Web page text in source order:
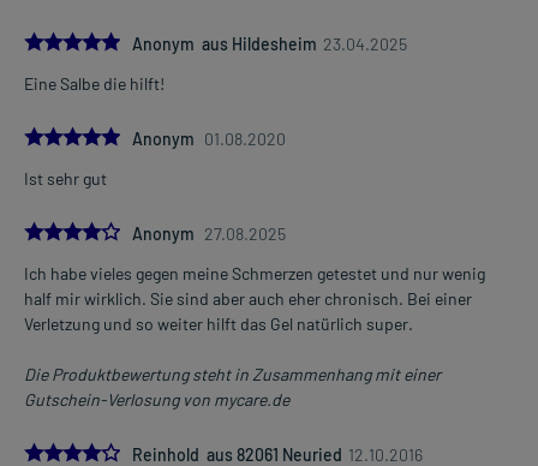
5.0Anonym aus Hildesheim 23.04.2025
Eine Salbe die hilft!
5.0Anonym 01.08.2020
Ist sehr gut
4.0Anonym 27.08.2025
Ich habe vieles gegen meine Schmerzen getestet und nur wenig
half mir wirklich. Sie sind aber auch eher chronisch. Bei einer
Verletzung und so weiter hilft das Gel natürlich super.
Die Produktbewertung steht in Zusammenhang mit einer
Gutschein-Verlosung von mycare.de
4.0
Reinhold aus 82061 Neuried 12.10.2016